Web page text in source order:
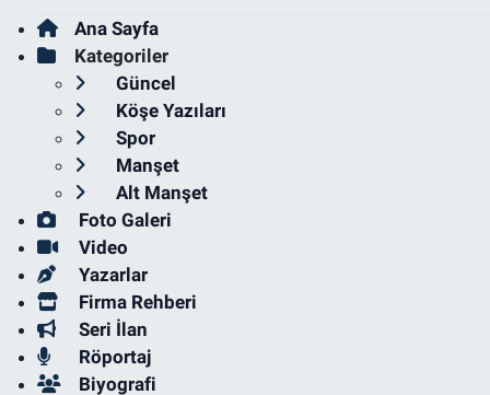
Ana Sayfa
Kategoriler
Güncel
Köşe Yazıları
Spor
Manşet
Alt Manşet
Foto Galeri
Video
Yazarlar
Firma Rehberi
Seri İlan
Röportaj
Biyografi